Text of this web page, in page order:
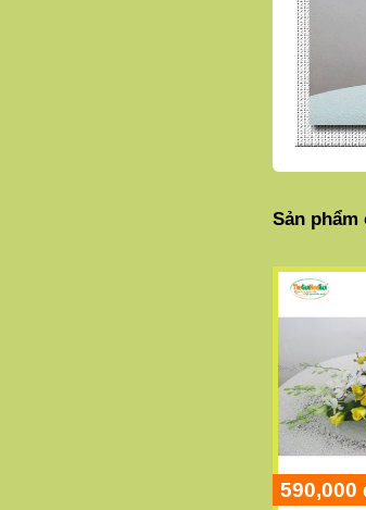
Sản phẩm
590,000